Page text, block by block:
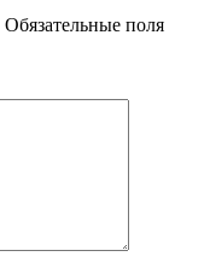
Обязательные поля